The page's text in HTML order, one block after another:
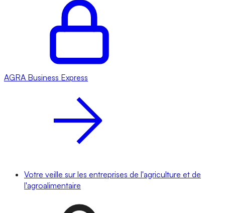
AGRA Business Express
Votre veille sur les entreprises de l'agriculture et de
l'agroalimentaire